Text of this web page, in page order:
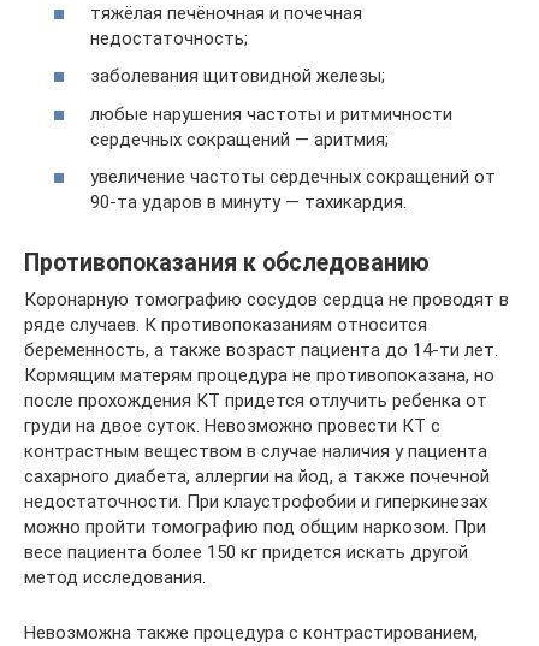
тяжёлая печёночная и почечная
недостаточность;
заболевания щитовидной железы;
любые нарушения частоты и ритмичности
сердечных сокращений — аритмия;
увеличение частоты сердечных сокращений от
90-та ударов в минуту — тахикардия.
Противопоказания к обследованию
Коронарную томографию сосудов сердца не проводят в
ряде случаев. К противопоказаниям относится
беременность, а также возраст пациента до 14-ти лет.
Кормящим матерям процедура не противопоказана, но
после прохождения КТ придется отлучить ребенка от
груди на двое суток. Невозможно провести КТ с
контрастным веществом в случае наличия у пациента
сахарного диабета, аллергии на йод, а также почечной
недостаточности. При клаустрофобии и гиперкинезах
можно пройти томографию под общим наркозом. При
весе пациента более 150 кг придется искать другой
метод исследования.
Невозможна также процедура с контрастированием,